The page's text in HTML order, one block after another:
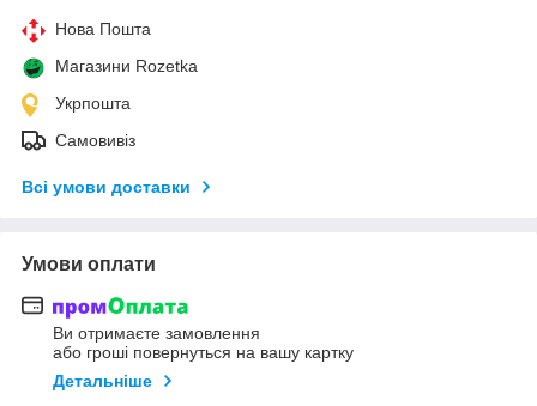
Нова Пошта
Магазини Rozetka
Укрпошта
Самовивіз
Всі умови доставки
Умови оплати
Ви отримаєте замовлення
або гроші повернуться на вашу картку
Детальніше